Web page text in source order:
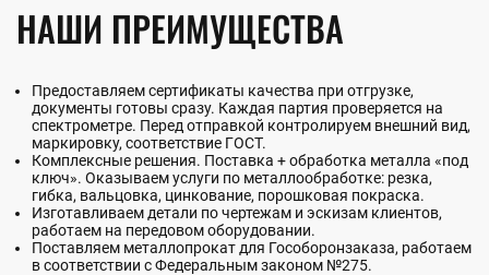
НАШИ ПРЕИМУЩЕСТВА
Предоставляем сертификаты качества при отгрузке,
документы готовы сразу. Каждая партия проверяется на
спектрометре. Перед отправкой контролируем внешний вид,
маркировку, соответствие ГОСТ.
Комплексные решения. Поставка + обработка металла «под
ключ». Оказываем услуги по металлообработке: резка,
гибка, вальцовка, цинкование, порошковая покраска.
Изготавливаем детали по чертежам и эскизам клиентов,
работаем на передовом оборудовании.
Поставляем металлопрокат для Гособоронзаказа, работаем
в соответствии с Федеральным законом №275.